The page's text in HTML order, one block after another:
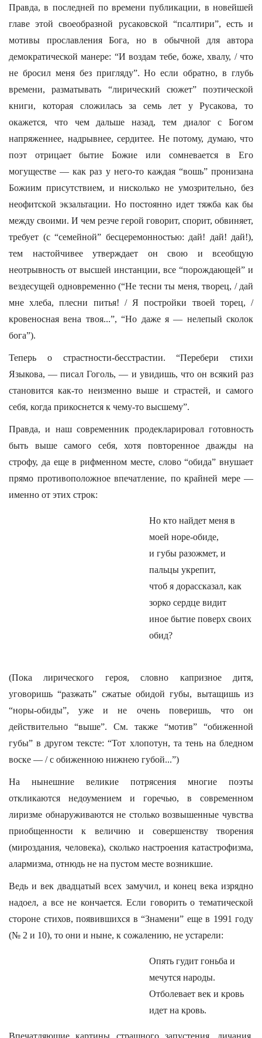
Правда, в последней по времени публикации, в новейшей
главе этой своеобразной русаковской “псалтири”, есть и
мотивы прославления Бога, но в обычной для автора
демократической манере: “И воздам тебе, боже, хвалу, / что
не бросил меня без пригляду”. Но если обратно, в глубь
времени, разматывать “лирический сюжет” поэтической
книги, которая сложилась за семь лет у Русакова, то
окажется, что чем дальше назад, тем диалог с Богом
напряженнее, надрывнее, сердитее. Не потому, думаю, что
поэт отрицает бытие Божие или сомневается в Его
могуществе — как раз у него-то каждая “вошь” пронизана
Божиим присутствием, и нисколько не умозрительно, без
неофитской экзальтации. Но постоянно идет тяжба как бы
между своими. И чем резче герой говорит, спорит, обвиняет,
требует (с “семейной” бесцеремонностью: дай! дай! дай!),
тем настойчивее утверждает он свою и всеобщую
неотрывность от высшей инстанции, все “порождающей” и
вездесущей одновременно (“Не тесни ты меня, творец, / дай
мне хлеба, плесни питья! / Я постройки твоей торец, /
кровеносная вена твоя...”, “Но даже я — нелепый сколок
бога”).
Теперь о страстности-бесстрастии. “Перебери стихи
Языкова, — писал Гоголь, — и увидишь, что он всякий раз
становится как-то неизменно выше и страстей, и самого
себя, когда прикоснется к чему-то высшему”.
Правда, и наш современник продекларировал готовность
быть выше самого себя, хотя повторенное дважды на
строфу, да еще в рифменном месте, слово “обида” внушает
прямо противоположное впечатление, по крайней мере —
именно от этих строк:
Но кто найдет меня в
моей норе-обиде,
и губы разожмет, и
пальцы укрепит,
чтоб я дорассказал, как
зорко сердце видит
иное бытие поверх своих
обид?
(Пока лирического героя, словно капризное дитя,
уговоришь “разжать” сжатые обидой губы, вытащишь из
“норы-обиды”, уже и не очень поверишь, что он
действительно “выше”. См. также “мотив” “обиженной
губы” в другом тексте: “Тот хлопотун, та тень на бледном
воске — / с обиженною нижнею губой...”)
На нынешние великие потрясения многие поэты
откликаются недоумением и горечью, в современном
лиризме обнаруживаются не столько возвышенные чувства
приобщенности к величию и совершенству творения
(мироздания, человека), сколько настроения катастрофизма,
алармизма, отнюдь не на пустом месте возникшие.
Ведь и век двадцатый всех замучил, и конец века изрядно
надоел, а все не кончается. Если говорить о тематической
стороне стихов, появившихся в “Знамени” еще в 1991 году
(№ 2 и 10), то они и ныне, к сожалению, не устарели:
Опять гудит гоньба и
мечутся народы.
Отболевает век и кровь
идет на кровь.
Впечатляющие картины страшного запустения, дичания,